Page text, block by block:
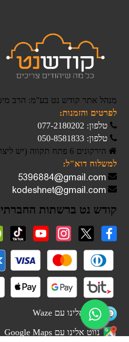
מנהל אתר קודש נט בע"מ: הרב
לפרטים והזמנות:
טלפון: 077-2180202
טלפון: 050-8581833
הירקונים 6 פתח תקווה (יש ליצור קשר לפני הגעה)
למשלוח דוא"ל:
קודש נט ברשתות
נווט אלינו עם Waze
נווט אלינו עם Google Maps